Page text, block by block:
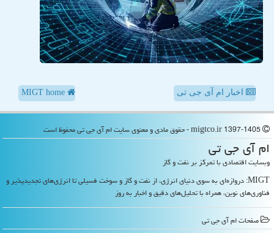
اخبار ام آی جی تی
ام آی جی تی
وبسایت اقتصادی با تمرکز بر نفت و گاز
MIGT: دروازه‌ای به سوی دنیای انرژی، از نفت و گاز و سوخت فسیلی تا انرژی‌های تجدیدپذیر و
فناوری‌های نوین، همراه با تحلیل‌های دقیق و اخبار به روز
صفحات ام آی جی تی